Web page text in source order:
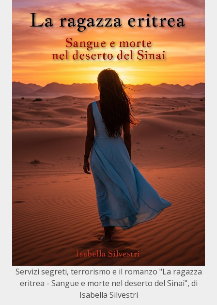
Servizi segreti, terrorismo e il romanzo "La ragazza
eritrea - Sangue e morte nel deserto del Sinai", di
Isabella Silvestri